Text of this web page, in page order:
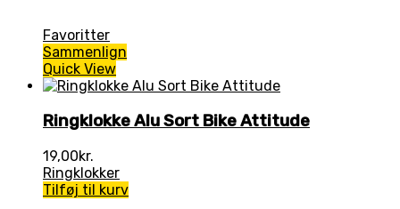
Favoritter
Sammenlign
Quick View
Ringklokke Alu Sort Bike Attitude
19,00kr.
Ringklokker
Tilføj til kurv